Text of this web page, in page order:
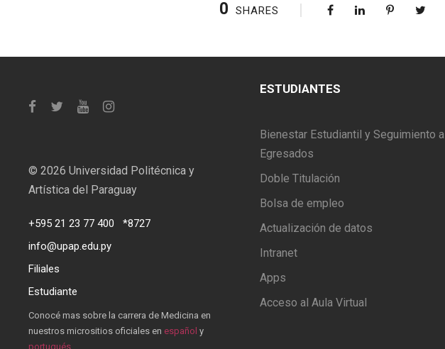
0 SHARES
© 2026 Universidad Politécnica y
Artística del Paraguay
+595 21 23 77 400
*8727
info@upap.edu.py
Filiales
Estudiante
Conocé mas sobre la carrera de Medicina en
nuestros micrositios oficiales en español y
portugués
ESTUDIANTES
Bienestar Estudiantil y Seguimiento a
Egresados
Doble Titulación
Bolsa de empleo
Actualización de datos
Intranet
Apps
Acceso al Aula Virtual